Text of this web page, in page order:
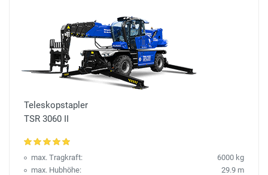
Teleskopstapler
TSR 3060 II
max. Tragkraft:
6000 kg
max. Hubhöhe:
29.9 m